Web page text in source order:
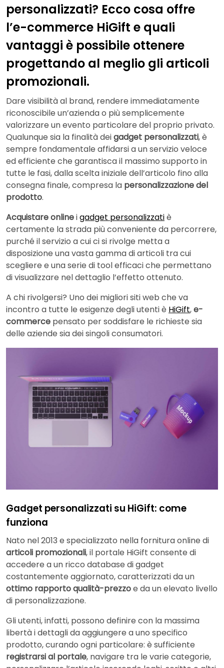
personalizzati? Ecco cosa offre
l’e-commerce HiGift e quali
vantaggi è possibile ottenere
progettando al meglio gli articoli
promozionali.
Dare visibilità al brand, rendere immediatamente
riconoscibile un’azienda o più semplicemente
valorizzare un evento particolare del proprio privato.
Qualunque sia la finalità deigadget personalizzati, è
sempre fondamentale affidarsi a un servizio veloce
ed efficiente che garantisca il massimo supporto in
tutte le fasi, dalla scelta iniziale dell’articolo fino alla
consegna finale, compresa la personalizzazione del
prodotto.
Acquistare onlineigadget personalizzatiè
certamente la strada più conveniente da percorrere,
purché il servizio a cui ci si rivolge metta a
disposizione una vasta gamma di articoli tra cui
scegliere e una serie di tool efficaci che permettano
di visualizzare nel dettaglio l’effetto ottenuto.
A chi rivolgersi? Uno dei migliori siti web che va
incontro a tutte le esigenze degli utenti è HiGift,e-
commerce pensato per soddisfare le richieste sia
delle aziende sia dei singoli consumatori.
Gadget personalizzati su HiGift: come
funziona
Nato nel 2013 e specializzato nella fornitura online di
articoli promozionali, il portale HiGift consente di
accedere a un ricco database di gadget
costantemente aggiornato, caratterizzati da un
ottimo rapporto qualità-prezzoe da un elevato livello
di personalizzazione.
Gli utenti, infatti, possono definire con la massima
libertà i dettagli da aggiungere a uno specifico
prodotto, curando ogni particolare: è sufficiente
registrarsi al portale, navigare tra le varie categorie,